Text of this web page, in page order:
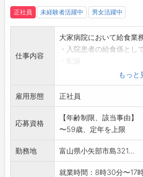
正社員 未経験者活躍中 男女活躍中
仕事内容
大家病院において給食業
・入院患者の給食係とし
・後片付け その他関連
【変更範囲:変更なし】
もっと
雇用形態 正社員
応募資格
【年齢制限、該当事由】
〜59歳、定年を上限
勤務地 富山県小矢部市島321...
就業時間：8時30分〜17